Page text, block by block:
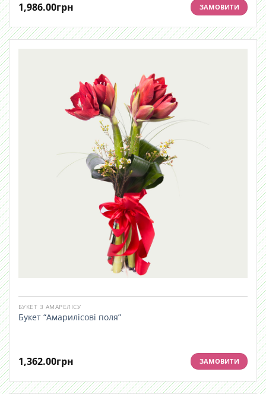
1,986.00грн ЗАМОВИТИ
БУКЕТ З АМАРЕЛІСУ
Букет “Амарилісові поля”
1,362.00грн ЗАМОВИТИ